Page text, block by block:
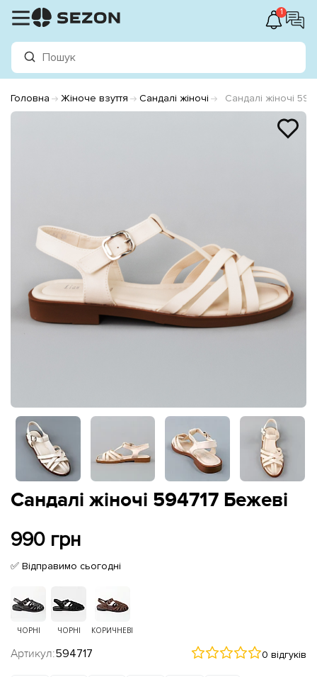
1
Головна Жіноче взуття Сандалі жіночі Сандалі жіночі
Сандалі жіночі 594717 Бежеві
990 грн
✅ Відправимо сьогодні
ЧОРНІ ЧОРНІ КОРИЧНЕВІ
Артикул:594717 0 відгуків